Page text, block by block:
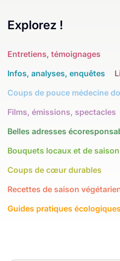
Explorez !
Entretiens, témoignages
Infos, analyses, enquêtes
Coups de pouce médecine
Films, émissions, spectacles
Belles adresses
Bouquets locaux et de saison
Coups de cœur durables
Recettes de saison
Guides pratiques écologiques